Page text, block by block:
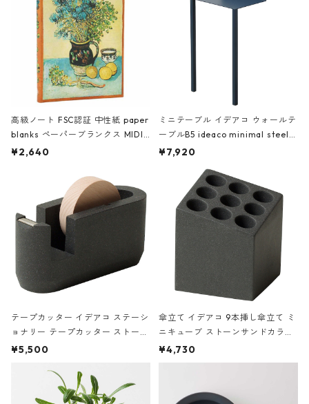
高級ノート FSC認証 中性紙 paper
blanks ペーパーブランクス MIDI
ハードカバー 罫線 ヴァン・ゴッホ
¥2,640
ミニテーブル イデアコ ウォールテ
ーブルB5 ideaco minimal steel f
urniture WALL Table B5 ネイビー
¥7,920
テープカッター イデアコ ステーシ
ョナリー テープカッター ストーン
サンドカラー 石調 ideaco Station
¥5,500
傘立て イデアコ 9本挿し傘立て ミ
ニキューブ ストーンサンドカラー
石調 ideaco Umbrella Stand CUB
E ストーンサンドブラック
¥4,730